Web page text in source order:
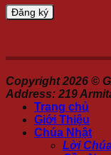
Copyright 2026 ©
Address: 219
Trang chủ
Giới Thiệu
Chúa Nhật
Lời